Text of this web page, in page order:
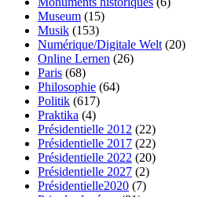
Museum (15)
Musik (153)
Numérique/Digitale Welt (20)
Online Lernen (26)
Paris (68)
Philosophie (64)
Politik (617)
Praktika (4)
Présidentielle 2012 (22)
Présidentielle 2017 (22)
Présidentielle 2022 (20)
Présidentielle 2027 (2)
Présidentielle2020 (7)